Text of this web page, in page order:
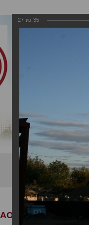
Ассоциация
Саморегулируемая
осуществляющих
АО «Энком»
27 из 35